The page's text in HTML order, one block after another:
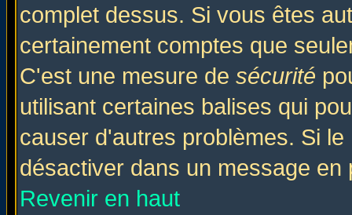
complet dessus. Si vous êtes
certainement comptes que
C'est une mesure de sécurité
utilisant certaines balises qui
causer d'autres problèmes. Si
désactiver dans un message
Revenir en haut